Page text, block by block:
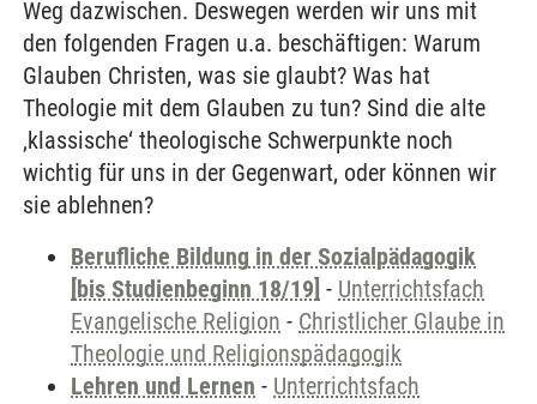
Weg dazwischen. Deswegen werden wir uns mit
den folgenden Fragen u.a. beschäftigen: Warum
Glauben Christen, was sie glaubt? Was hat
Theologie mit dem Glauben zu tun? Sind die alte
‚klassische‘ theologische Schwerpunkte noch
wichtig für uns in der Gegenwart, oder können wir
sie ablehnen?
Berufliche Bildung in der Sozialpädagogik
[bis Studienbeginn 18/19] - Unterrichtsfach
Evangelische Religion - Christlicher Glaube in
Theologie und Religionspädagogik
Lehren und Lernen - Unterrichtsfach